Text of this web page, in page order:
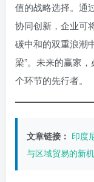
值的战略选择。通
协同创新，企业可
碳中和的双重浪潮
梁”。未来的赢家
个环节的先行者。
文章链接： 印度
与区域贸易的新